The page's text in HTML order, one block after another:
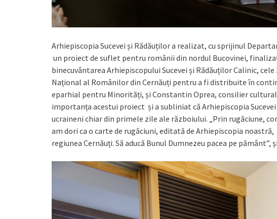
Arhiepiscopia Sucevei și Rădăuților a realizat, cu sprijinul
un proiect de suflet pentru românii din nordul Bucovinei,
binecuvântarea Arhiepiscopului Sucevei și Rădăuților Calinic,
Național al Românilor din Cernăuți pentru a fi distribuite în
eparhial pentru Minorități, și Constantin Oprea, consilier
importanța acestui proiect și a subliniat că Arhiepiscopia
ucraineni chiar din primele zile ale războiului. „Prin rugăciune,
am dori ca o carte de rugăciuni, editată de Arhiepiscopia
regiunea Cernăuți. Să aducă Bunul Dumnezeu pacea pe